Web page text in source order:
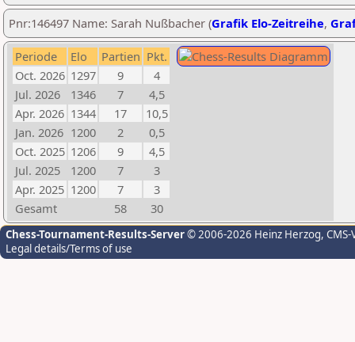
Pnr:146497 Name: Sarah Nußbacher (Grafik Elo-Zeitreihe,
Periode Elo Partien Pkt.
Oct. 2026 1297 9
4
Jul. 2026
1346 7
4,5
Apr. 2026 1344 17
10,5
Jan. 2026 1200 2
0,5
Oct. 2025 1206 9
4,5
Jul. 2025
1200 7
3
Apr. 2025 1200 7
3
Gesamt
58 30
Chess-Tournament-Results-Server© 2006-2026 Heinz Herzog,
Legal details/Terms of use